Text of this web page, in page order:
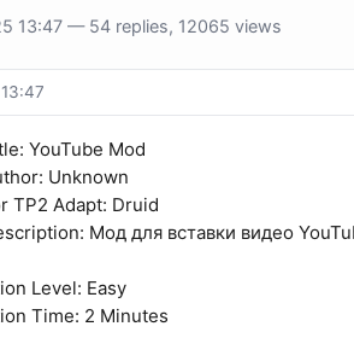
13:47 — 54 replies, 12065 views
YouTube Mod
Unknown
TP2 Adapt: Druid
Мод для вставки видео
Level: Easy
Time: 2 Minutes